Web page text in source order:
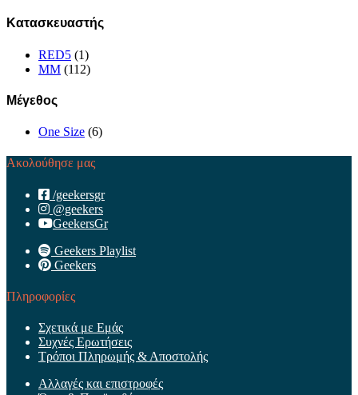
Κατασκευαστής
RED5 (1)
MM (112)
Μέγεθος
One Size (6)
Ακολούθησε μας
/geekersgr
@geekers
GeekersGr
Geekers Playlist
Geekers
Πληροφορίες
Σχετικά με Εμάς
Συχνές Ερωτήσεις
Τρόποι Πληρωμής & Αποστολής
Αλλαγές και επιστροφές